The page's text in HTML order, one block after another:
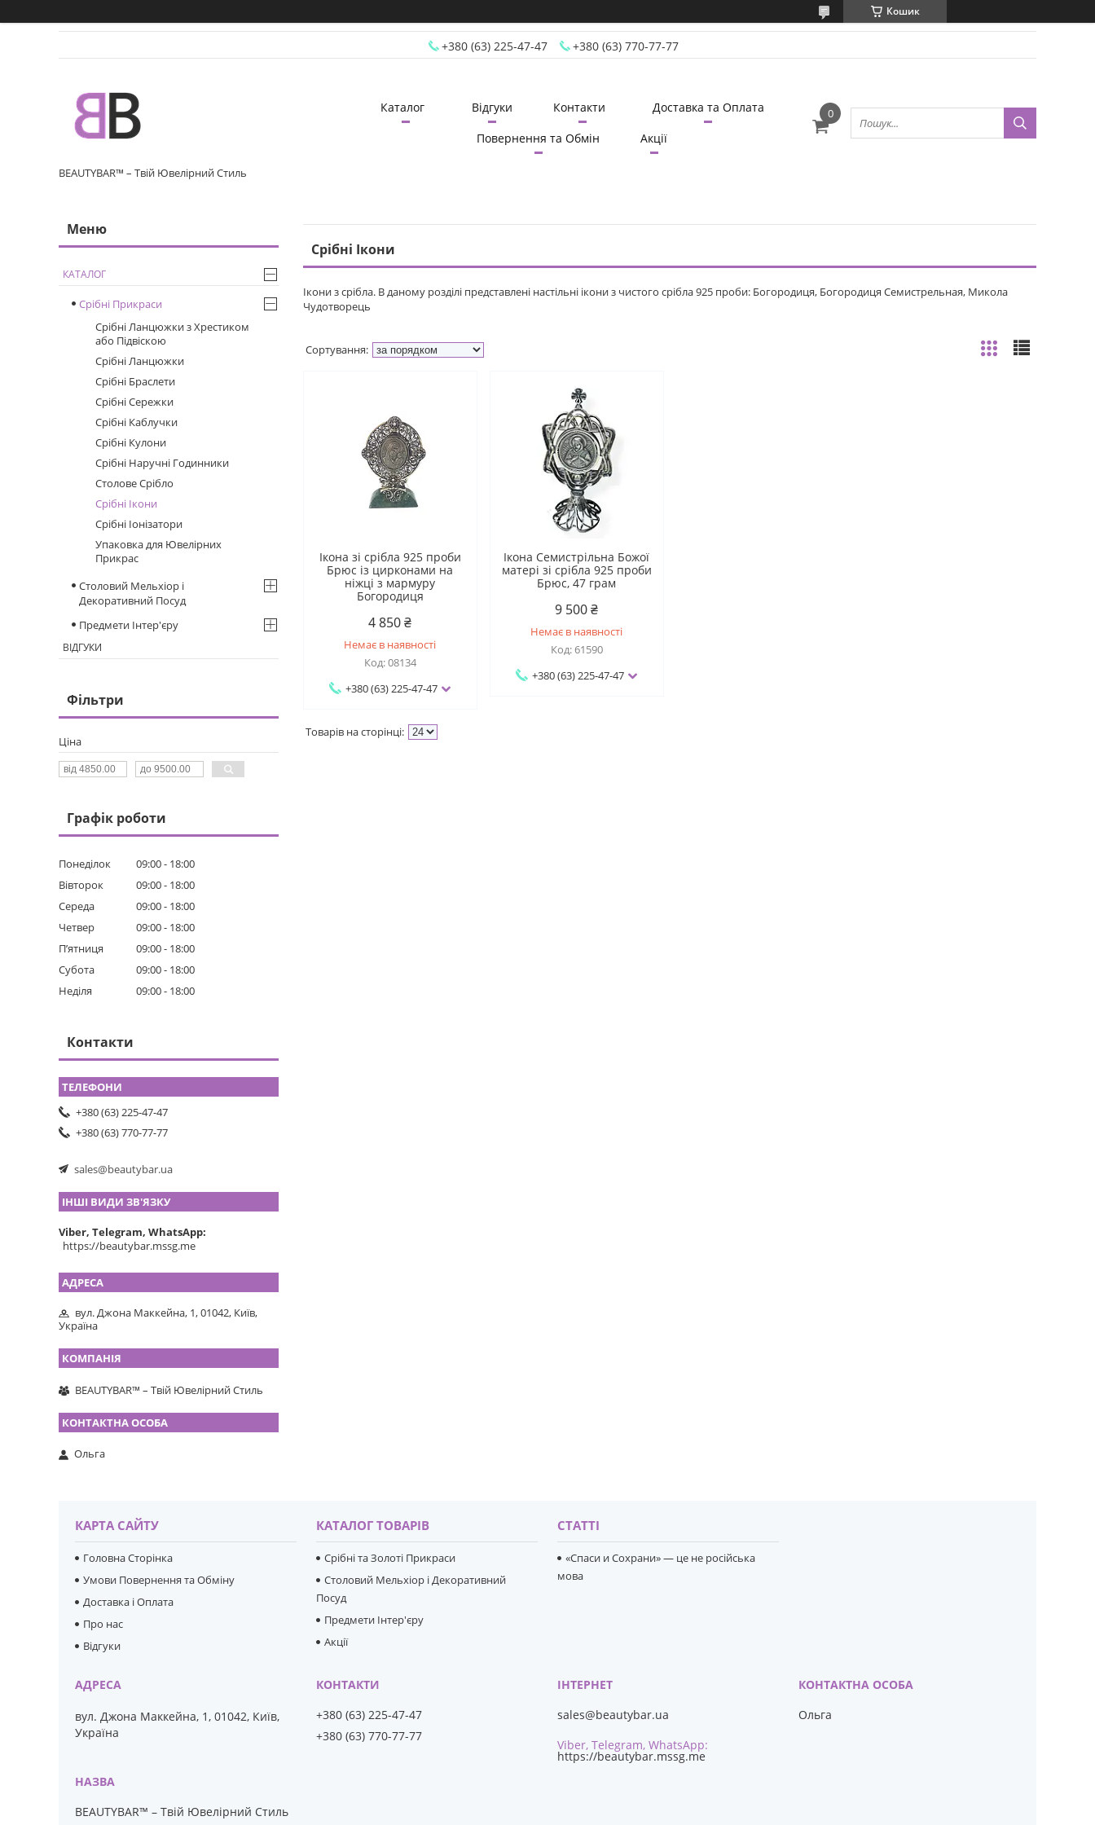
Кошик
+380 (63) 225-47-47 +380 (63) 770-77-77
BEAUTYBAR™ – Твій Ювелірний Стиль
Каталог Відгуки Контакти
Доставка та Оплата
Повернення та Обмін
Акції
Срібні Ікони
Ікони з срібла. В даному розділі представлені настільні ікони з чистого срібла 925 проби: Богородиця, Богородиця Семистрельная, Микола
Чудотворець
Ікона зі срібла 925 проби
Брюс із цирконами на
ніжці з мармуру
Богородиця
4 850 ₴
Немає в наявності
08134
+380 (63) 225-47-47
Ікона Семистрільна Божої
матері зі срібла 925 проби
Брюс, 47 грам
9 500 ₴
Немає в наявності
61590
+380 (63) 225-47-47
КАТАЛОГ
Срібні Прикраси
Срібні Ланцюжки з Хрестиком
або Підвіскою
Срібні Ланцюжки
Срібні Браслети
Срібні Сережки
Срібні Каблучки
Срібні Кулони
Срібні Наручні Годинники
Столове Срібло
Срібні Ікони
Срібні Іонізатори
Упаковка для Ювелірних
Прикрас
Столовий Мельхіор і
Декоративний Посуд
Предмети Інтер'єру
ВІДГУКИ
Фільтри
Ціна
Графік роботи
Понеділок 09:00
18:00
Вівторок
09:00
18:00
Середа
09:00
18:00
Четвер
09:00
18:00
Пʼятниця
09:00
18:00
Субота
09:00
18:00
Неділя
09:00 18:00
Контакти
+380 (63) 225-47-47
+380 (63) 770-77-77
sales@beautybar.ua
ІНШІ ВИДИ ЗВ'ЯЗКУ
Viber, Telegram, WhatsApp
https://beautybar.mssg.me
вул. Джона Маккейна, 1, 01042, Київ,
Україна
BEAUTYBAR™ – Твій Ювелірний Стиль
Ольга
КАРТА САЙТУ
Головна Сторінка
Умови Повернення та Обміну
Доставка і Оплата
Про нас
Відгуки
КАТАЛОГ ТОВАРІВ
Срібні та Золоті Прикраси
Столовий Мельхіор і Декоративний
Посуд
Предмети Інтер'єру
Акції
СТАТТІ
«Спаси и Сохрани» — це не російська
мова
вул. Джона Маккейна, 1, 01042, Київ,
Україна
BEAUTYBAR™ – Твій Ювелірний Стиль
+380 (63) 225-47-47
+380 (63) 770-77-77
sales@beautybar.ua
Viber, Telegram, WhatsApp
https://beautybar.mssg.me
Ольга